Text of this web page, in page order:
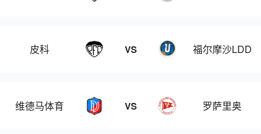
皮科 VS 福尔摩沙LDD
维德马体育 VS 罗萨里奥